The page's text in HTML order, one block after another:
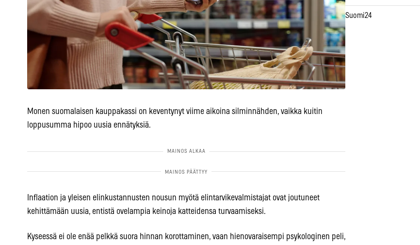
Monen suomalaisen kauppakassi on keventynyt viime aikoina silminnähden, vaikka kuitin
loppusumma hipoo uusia ennätyksiä.
Inflaation ja yleisen elinkustannusten nousun myötä elintarvikevalmistajat ovat joutuneet
kehittämään uusia, entistä ovelampia keinoja katteidensa turvaamiseksi.
Kyseessä ei ole enää pelkkä suora hinnan korottaminen, vaan hienovaraisempi psykologinen peli,
Suomi24